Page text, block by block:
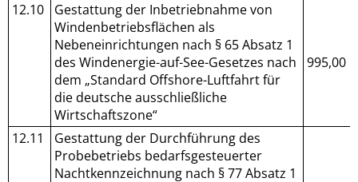
12.10
Gestattung der Inbetriebnahme von
Windenbetriebsflächen als
Nebeneinrichtungen nach § 65 Absatz 1
des Windenergie-auf-See-Gesetzes nach
dem „Standard Offshore-Luftfahrt für
die deutsche ausschließliche
Wirtschaftszone“
995,00
12.11
Gestattung der Durchführung des
Probebetriebs bedarfsgesteuerter
Nachtkennzeichnung nach § 77 Absatz 1